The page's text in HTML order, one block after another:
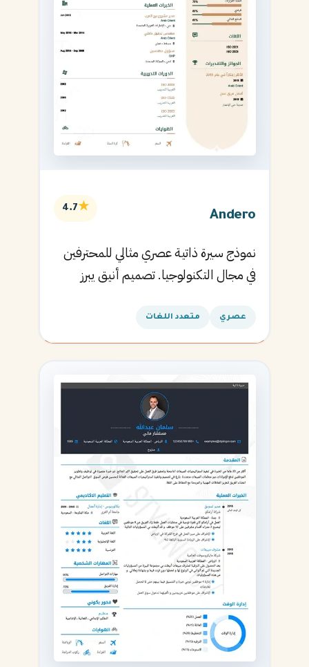
Andero
★
4.7
نموذج سيرة ذاتية عصري مثالي للمحترفين
في مجال التكنولوجيا. تصميم أنيق يبرز
عصري متعدد اللغات